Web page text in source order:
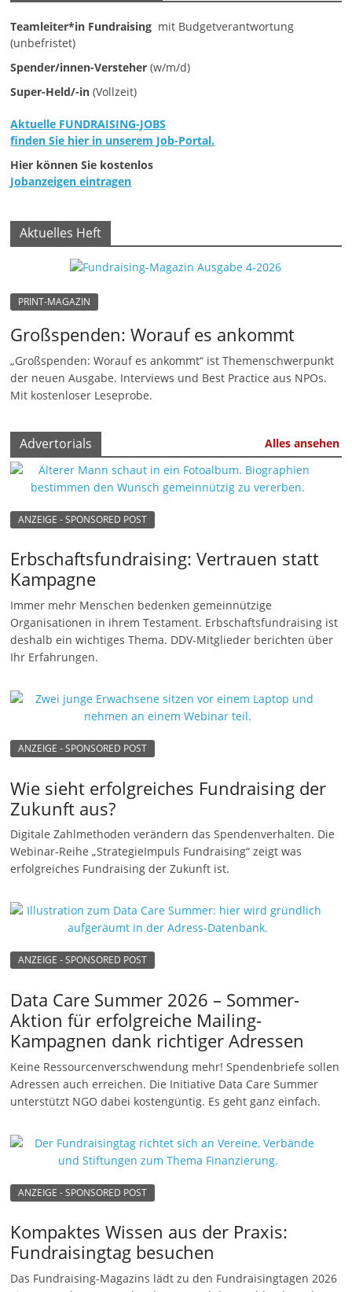
i
|
S
p
e
n
|
r
e
i
|
S
t
i
t
n
g
e
Teamleiter*in Fundraising mit Budgetverantwortung
(unbefristet)
Spender/innen-Versteher (w/m/d)
Super-Held/-in (Vollzeit)
Aktuelle FUNDRAISING-JOBS
finden Sie hier in unserem Job-Portal.
Hier können Sie kostenlos
Jobanzeigen eintragen
Aktuelles Heft
PRINT-MAGAZIN
Großspenden: Worauf es ankommt
„Großspenden: Worauf es ankommt“ ist Themenschwerpunkt
der neuen Ausgabe. Interviews und Best Practice aus NPOs.
Mit kostenloser Leseprobe.
Advertorials Alles ansehen
ANZEIGE - SPONSORED POST
Erbschaftsfundraising: Vertrauen statt
Kampagne
Immer mehr Menschen bedenken gemeinnützige
Organisationen in ihrem Testament. Erbschaftsfundraising ist
deshalb ein wichtiges Thema. DDV-Mitglieder berichten über
Ihr Erfahrungen.
ANZEIGE - SPONSORED POST
Wie sieht erfolgreiches Fundraising der
Zukunft aus?
Digitale Zahlmethoden verändern das Spendenverhalten. Die
Webinar-Reihe „StrategieImpuls Fundraising“ zeigt was
erfolgreiches Fundraising der Zukunft ist.
ANZEIGE - SPONSORED POST
Data Care Summer 2026 – Sommer-
Aktion für erfolgreiche Mailing-
Kampagnen dank richtiger Adressen
Keine Ressourcenverschwendung mehr! Spendenbriefe sollen
Adressen auch erreichen. Die Initiative Data Care Summer
unterstützt NGO dabei kostengüntig. Es geht ganz einfach.
ANZEIGE - SPONSORED POST
Kompaktes Wissen aus der Praxis:
Fundraisingtag besuchen
Das Fundraising-Magazins lädt zu den Fundraisingtagen 2026